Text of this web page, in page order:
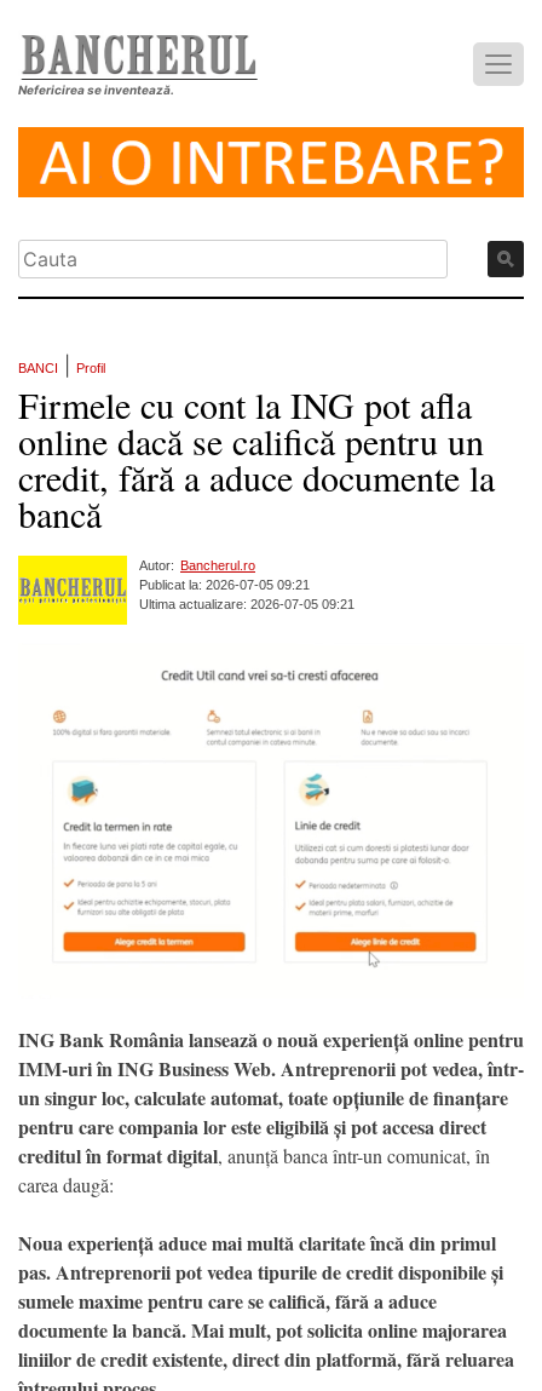
Nefericirea se inventează.
BANCI Profil
Firmele cu cont la ING pot afla
online dacă se califică pentru un
credit, fără a aduce documente la
bancă
Autor: Bancherul.ro
Publicat la: 2026-07-05 09:21
Ultima actualizare: 2026-07-05 09:21
ING Bank România lansează o nouă experiență online pentru
IMM-uri în ING Business Web. Antreprenorii pot vedea, într-
un singur loc, calculate automat, toate opțiunile de finanțare
pentru care compania lor este eligibilă și pot accesa direct
creditul în format digital, anunță banca într-un comunicat, în
carea daugă:
Noua experiență aduce mai multă claritate încă din primul
pas. Antreprenorii pot vedea tipurile de credit disponibile și
sumele maxime pentru care se califică, fără a aduce
documente la bancă. Mai mult, pot solicita online majorarea
liniilor de credit existente, direct din platformă, fără reluarea